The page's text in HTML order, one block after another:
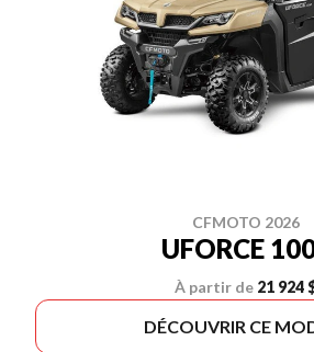
CFMOTO 2026
UFORCE
À partir de 21 924
DÉCOUVRIR CE